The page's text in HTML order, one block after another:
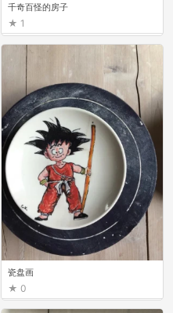
千奇百怪的房子
1
瓷盘画
0